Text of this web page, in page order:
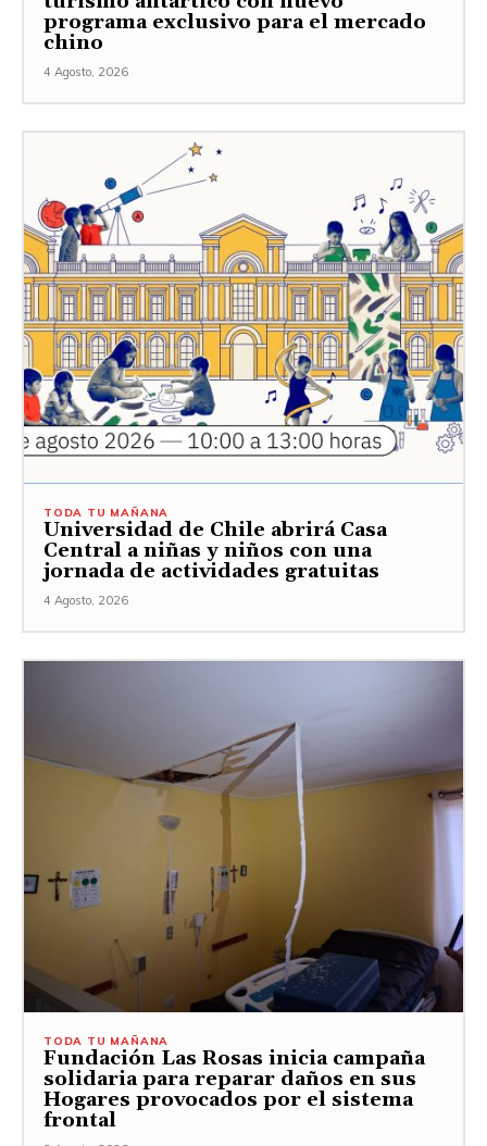
programa exclusivo para el mercado
chino
4 Agosto, 2026
TODA TU MAÑANA
Universidad de Chile abrirá Casa
Central a niñas y niños con una
jornada de actividades gratuitas
4 Agosto, 2026
TODA TU MAÑANA
Fundación Las Rosas inicia campaña
solidaria para reparar daños en sus
Hogares provocados por el sistema
frontal